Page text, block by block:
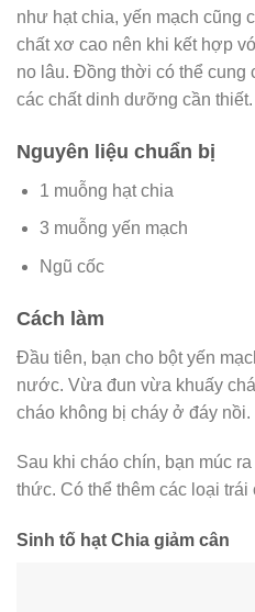
như hạt chia, yến mạch cũng
chất xơ cao nên khi kết hợp
no lâu. Đồng thời có thể cung
các chất dinh dưỡng cần
Nguyên liệu chuẩn bị
1 muỗng hạt chia
3 muỗng yến mạch
Ngũ cốc
Cách làm
Đầu tiên, bạn cho bột yến
nước. Vừa đun vừa khuấy
cháo không bị cháy ở đáy nồi.
Sau khi cháo chín, bạn múc
thức. Có thể thêm các loại trái
Sinh tố hạt Chia giảm cân